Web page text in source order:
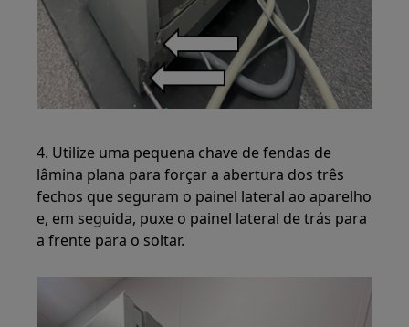
4. Utilize uma pequena chave de fendas de
lâmina plana para forçar a abertura dos três
fechos que seguram o painel lateral ao aparelho
e, em seguida, puxe o painel lateral de trás para
a frente para o soltar.